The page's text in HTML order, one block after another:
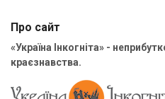
Про сайт
«Україна Інкогніта» -
краєзнавства.